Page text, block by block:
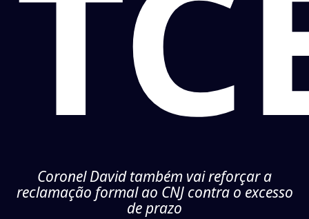
Coronel David também vai reforçar a
reclamação formal ao CNJ contra o excesso
de prazo